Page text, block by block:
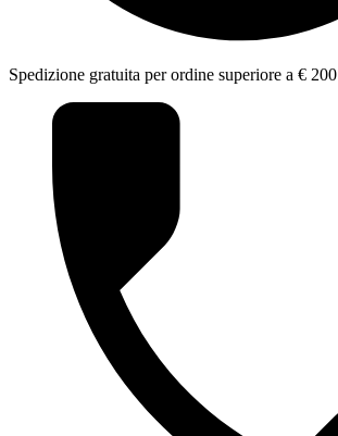
Spedizione gratuita per ordine superiore a € 200